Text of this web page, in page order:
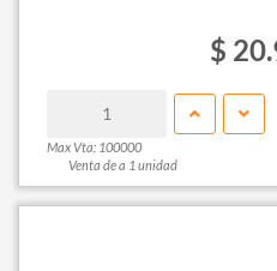
$
Max Vta: 100000
Venta de a 1 unidad